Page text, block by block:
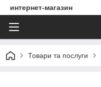
интернет-магазин
Товари та послуги